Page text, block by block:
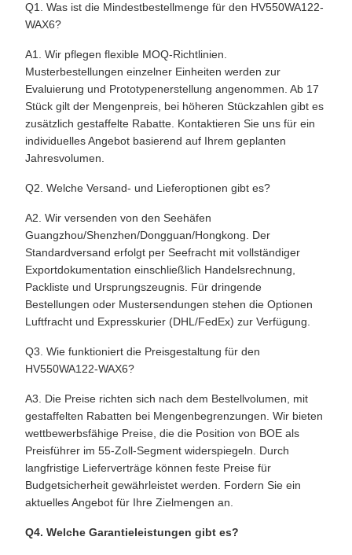
Q1. Was ist die Mindestbestellmenge für den HV550WA122-
WAX6?
A1. Wir pflegen flexible MOQ-Richtlinien.
Musterbestellungen einzelner Einheiten werden zur
Evaluierung und Prototypenerstellung angenommen. Ab 17
Stück gilt der Mengenpreis, bei höheren Stückzahlen gibt es
zusätzlich gestaffelte Rabatte. Kontaktieren Sie uns für ein
individuelles Angebot basierend auf Ihrem geplanten
Jahresvolumen.
Q2. Welche Versand- und Lieferoptionen gibt es?
A2. Wir versenden von den Seehäfen
Guangzhou/Shenzhen/Dongguan/Hongkong. Der
Standardversand erfolgt per Seefracht mit vollständiger
Exportdokumentation einschließlich Handelsrechnung,
Packliste und Ursprungszeugnis. Für dringende
Bestellungen oder Mustersendungen stehen die Optionen
Luftfracht und Expresskurier (DHL/FedEx) zur Verfügung.
Q3. Wie funktioniert die Preisgestaltung für den
HV550WA122-WAX6?
A3. Die Preise richten sich nach dem Bestellvolumen, mit
gestaffelten Rabatten bei Mengenbegrenzungen. Wir bieten
wettbewerbsfähige Preise, die die Position von BOE als
Preisführer im 55-Zoll-Segment widerspiegeln. Durch
langfristige Lieferverträge können feste Preise für
Budgetsicherheit gewährleistet werden. Fordern Sie ein
aktuelles Angebot für Ihre Zielmengen an.
Q4. Welche Garantieleistungen gibt es?